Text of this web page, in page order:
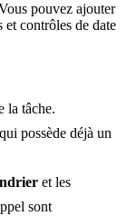
pouvez ajouter
contrôles de date
la tâche.
possède déjà un
et les
sont